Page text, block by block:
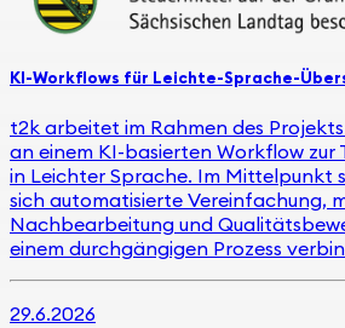
KI-Workflows für Leichte-Sprache-
t2k arbeitet im Rahmen des Projekts
an einem KI-basierten Workflow
in Leichter Sprache. Im Mittelpunkt
sich automatisierte Vereinfachung,
Nachbearbeitung und
einem durchgängigen Prozess
29.6.2026